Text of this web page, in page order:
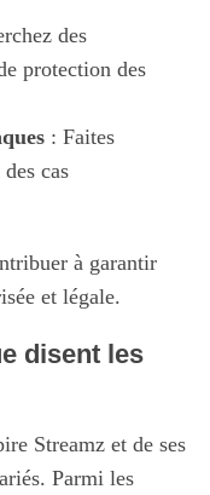
des
protection des
: Faites
cas
à garantir
et légale.
disent les
Streamz et de ses
Parmi les